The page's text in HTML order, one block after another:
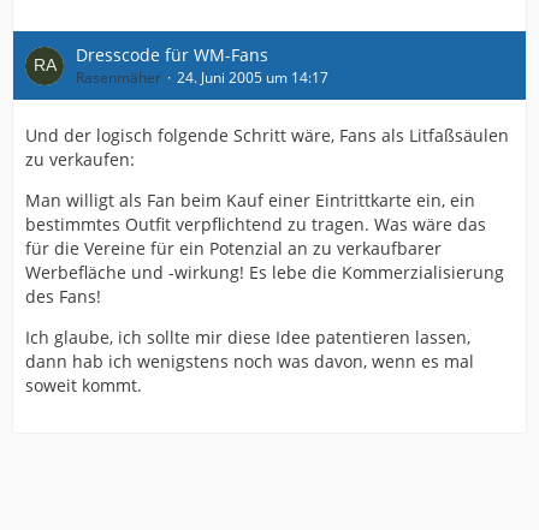
Dresscode für WM-Fans
Rasenmäher 24. Juni 2005 um 14:17
Und der logisch folgende Schritt wäre, Fans als Litfaßsäulen
zu verkaufen:
Man willigt als Fan beim Kauf einer Eintrittkarte ein, ein
bestimmtes Outfit verpflichtend zu tragen. Was wäre das
für die Vereine für ein Potenzial an zu verkaufbarer
Werbefläche und -wirkung! Es lebe die Kommerzialisierung
des Fans!
Ich glaube, ich sollte mir diese Idee patentieren lassen,
dann hab ich wenigstens noch was davon, wenn es mal
soweit kommt.